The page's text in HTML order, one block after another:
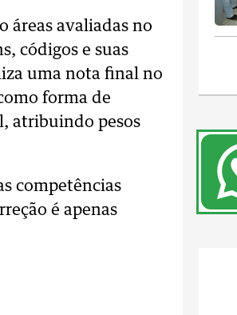
áreas avaliadas no
códigos e suas
uma nota final no
forma de
atribuindo pesos
competências
é apenas